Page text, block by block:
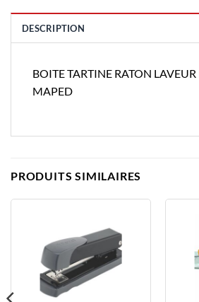
DESCRIPTION
BOITE TARTINE RATON LAVEUR
MAPED
PRODUITS SIMILAIRES